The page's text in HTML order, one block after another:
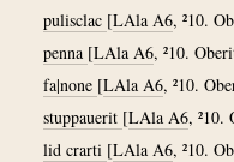
pulisclac [LAla A6, ²10.
penna [LAla A6, ²10.
fa|none [LAla A6, ²10.
stuppauerit [LAla A6,
lid crarti [LAla A6, ²10.